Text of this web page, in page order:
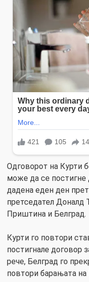
Одговорот на Курти
може да се постигне
дадена еден ден
претседател Доналд
Приштина и Белград.
Курти го повтори
постигнале договор
рече, Белград го
повтори барањата на